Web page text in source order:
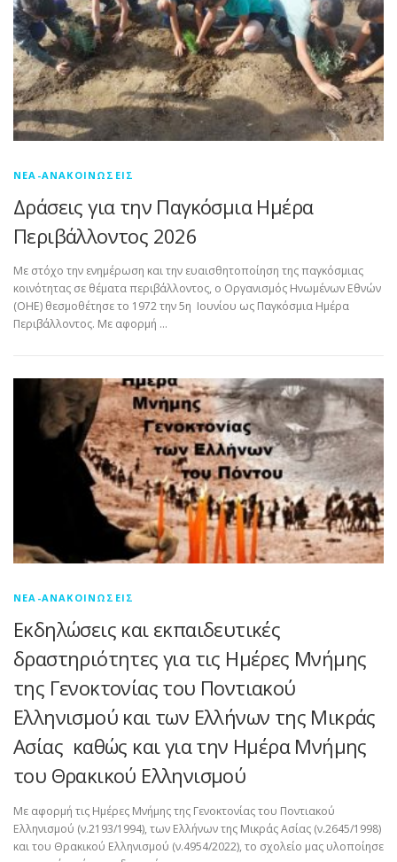
ΝΈΑ-ΑΝΑΚΟΙΝΏΣΕΙΣ
Δράσεις για την Παγκόσμια Ημέρα
Περιβάλλοντος 2026
Με στόχο την ενημέρωση και την ευαισθητοποίηση της παγκόσμιας
κοινότητας σε θέματα περιβάλλοντος, ο Οργανισμός Ηνωμένων Εθνών
(ΟΗΕ) θεσμοθέτησε το 1972 την 5η Ιουνίου ως Παγκόσμια Ημέρα
Περιβάλλοντος. Με αφορμή …
ΝΈΑ-ΑΝΑΚΟΙΝΏΣΕΙΣ
Εκδηλώσεις και εκπαιδευτικές
δραστηριότητες για τις Ημέρες Μνήμης
της Γενοκτονίας του Ποντιακού
Ελληνισμού και των Ελλήνων της Μικράς
Ασίας καθώς και για την Ημέρα Μνήμης
του Θρακικού Ελληνισμού
Με αφορμή τις Ημέρες Μνήμης της Γενοκτονίας του Ποντιακού
Ελληνισμού (ν.2193/1994), των Ελλήνων της Μικράς Ασίας (ν.2645/1998)
και του Θρακικού Ελληνισμού (ν.4954/2022), το σχολείο μας υλοποίησε